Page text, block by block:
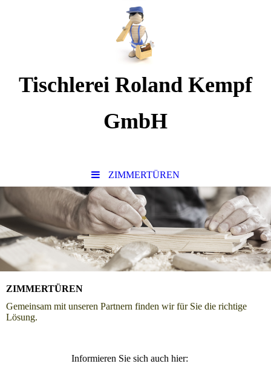
Tischlerei Roland Kempf
GmbH
ZIMMERTÜREN
ZIMMERTÜREN
Gemeinsam mit unseren Partnern finden wir für Sie die richtige
Lösung.
Informieren Sie sich auch hier: